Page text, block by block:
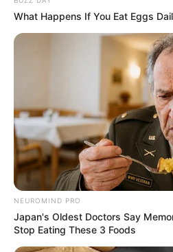
What Happens If You Eat Eggs
NEUROMIND PRO
Japan's Oldest Doctors Say
Stop Eating These 3 Foods